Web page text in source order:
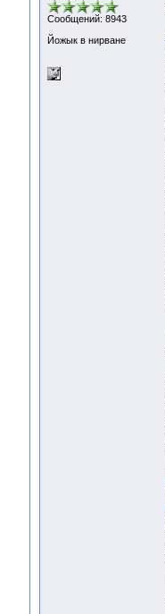
Сообщений: 8943
Йожык в нирване